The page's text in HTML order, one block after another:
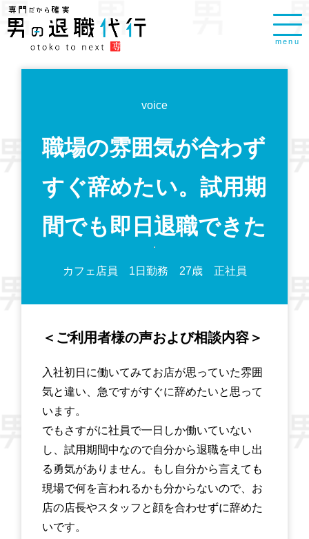
menu
voice
職場の雰囲気が合わず
すぐ辞めたい。試用期
間でも即日退職できた
カフェ店員 1日勤務 27歳 正社員
＜ご利用者様の声および相談内容＞
入社初日に働いてみてお店が思っていた雰囲
気と違い、急ですがすぐに辞めたいと思って
います。
でもさすがに社員で一日しか働いていない
し、試用期間中なので自分から退職を申し出
る勇気がありません。もし自分から言えても
現場で何を言われるかも分からないので、お
店の店長やスタッフと顔を合わせずに辞めた
いです。